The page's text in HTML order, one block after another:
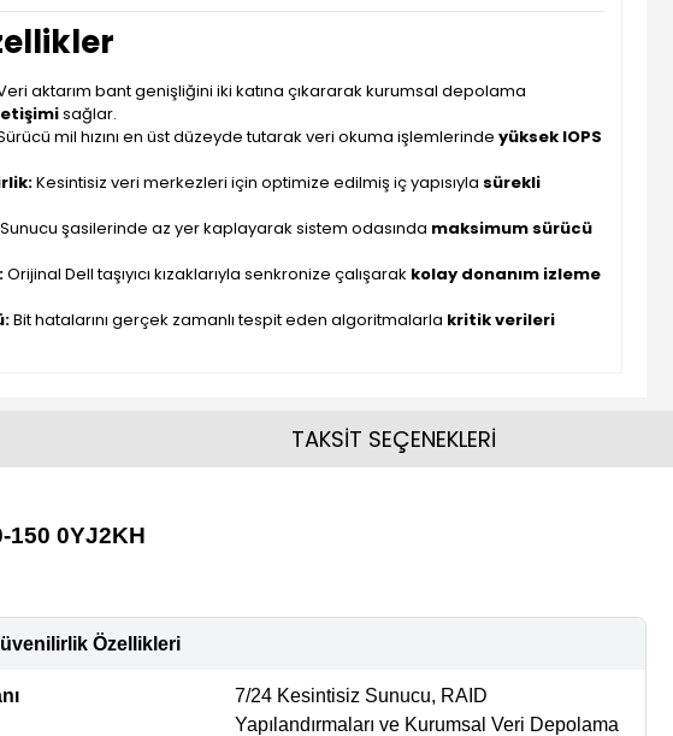
aktarım bant genişliğini iki katına çıkararak kurumsal depolama
sağlar.
mil hızını en üst düzeyde tutarak veri okuma işlemlerinde yüksek IOPS
Kesintisiz veri merkezleri için optimize edilmiş iç yapısıyla sürekli
Sunucu şasilerinde az yer kaplayarak sistem odasında maksimum sürücü
Orijinal Dell taşıyıcı kızaklarıyla senkronize çalışarak kolay donanım izleme
Bit hatalarını gerçek zamanlı tespit eden algoritmalarla kritik verileri
150 0YJ2KH
Özellikleri
7/24 Kesintisiz Sunucu, RAID
Yapılandırmaları ve Kurumsal Veri Depolama
TAKSİT SEÇENEKLERİ